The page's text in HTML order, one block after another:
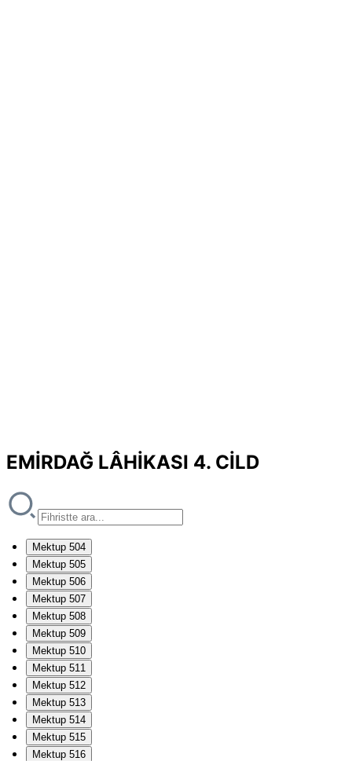
EMİRDAĞ LÂHİKASI 4. CİLD
Mektup 504
Mektup 505
Mektup 506
Mektup 507
Mektup 508
Mektup 509
Mektup 510
Mektup 511
Mektup 512
Mektup 513
Mektup 514
Mektup 515
Mektup 516